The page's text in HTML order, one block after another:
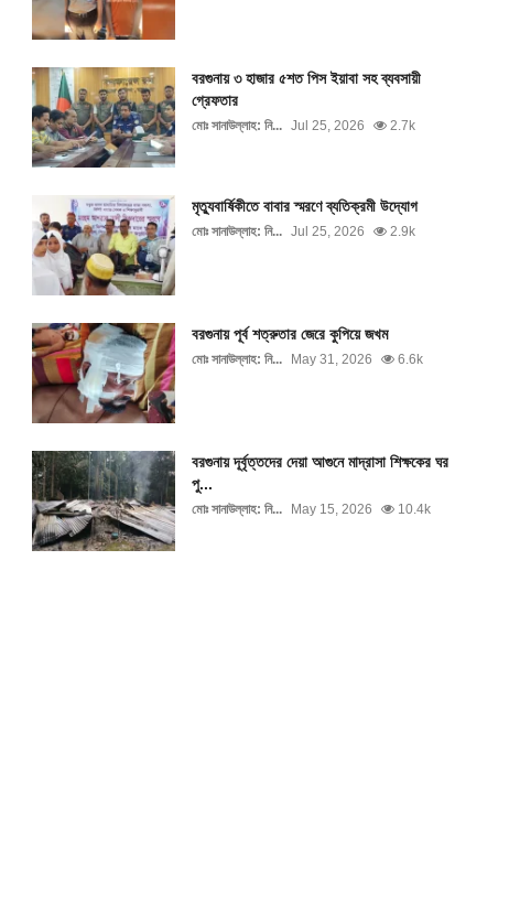
বরগুনায় ৩ হাজার ৫শত পিস ইয়াবা সহ ব্যবসায়ী
গ্রেফতার
মোঃ সানাউল্লাহ: নি... Jul 25, 2026 2.7k
মৃত্যুবার্ষিকীতে বাবার স্মরণে ব্যতিক্রমী উদ্যোগ
মোঃ সানাউল্লাহ: নি... Jul 25, 2026 2.9k
বরগুনায় পূর্ব শত্রুতার জেরে কুপিয়ে জখম
মোঃ সানাউল্লাহ: নি... May 31, 2026 6.6k
বরগুনায় দূর্বৃত্তদের দেয়া আগুনে মাদ্রাসা শিক্ষকের ঘর
পু...
মোঃ সানাউল্লাহ: নি... May 15, 2026 10.4k